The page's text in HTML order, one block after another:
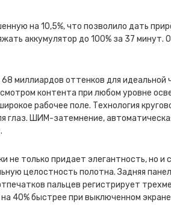
на 10,5%, что позволило дать
аккумулятор до 100% за 37 минут.
миллиардов оттенков для идеальной
контента при любом уровне
рабочее поле. Технология
ШИМ-затемнение,
не только придает элегантность, но
целостность полотна. Задняя
пальцев регистрирует
40% быстрее при выключенном